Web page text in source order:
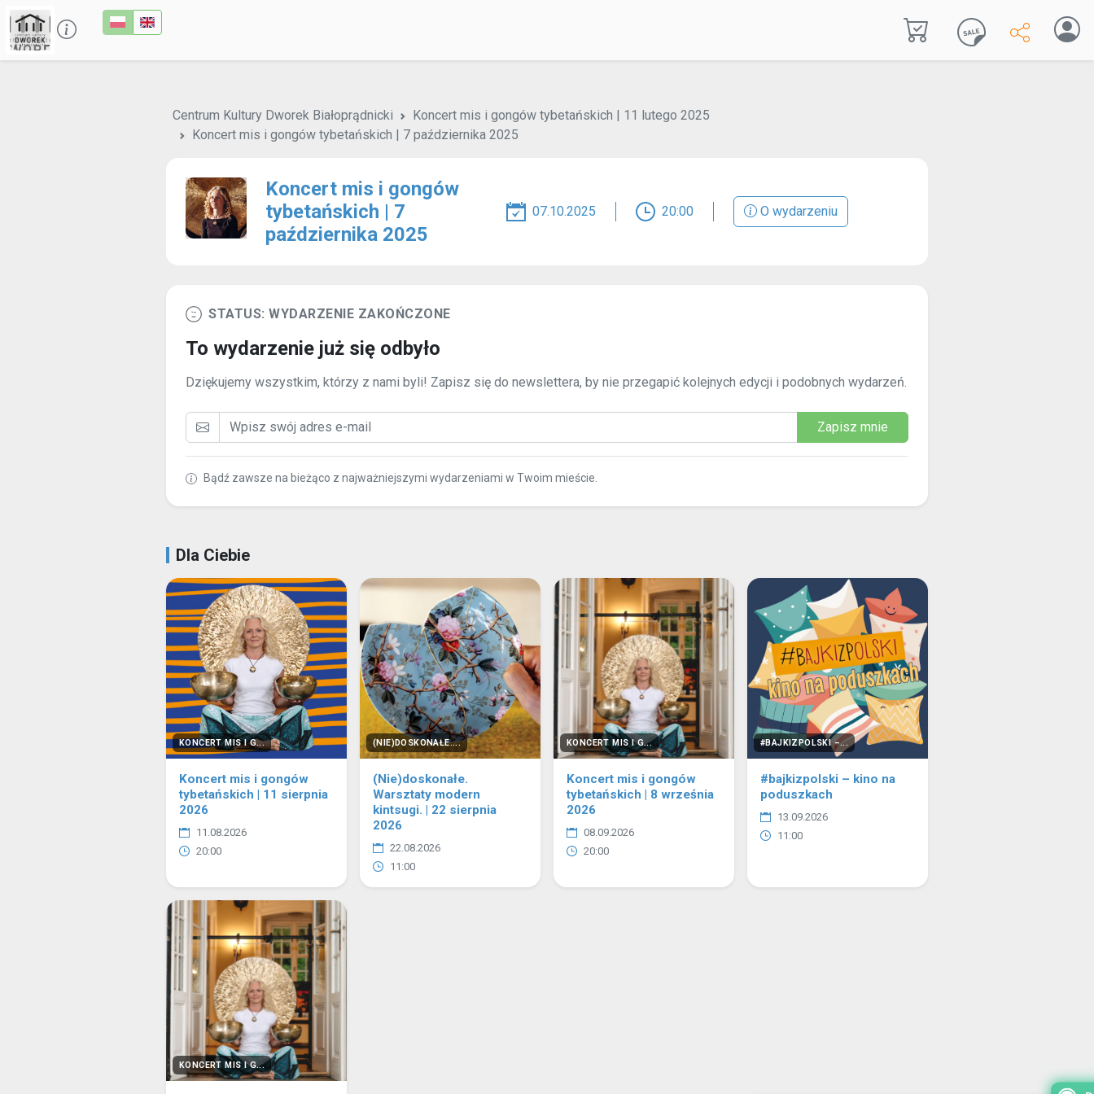
Centrum Kultury Dworek Białoprądnicki
Koncert mis i gongów tybetańskich | 11 lutego 2025
Koncert mis i gongów tybetańskich | 7 października 2025
Koncert mis i gongów
tybetańskich | 7
października 2025
07.10.2025 20:00 O wydarzeniu
STATUS: WYDARZENIE ZAKOŃCZONE
To wydarzenie już się odbyło
Dziękujemy wszystkim, którzy z nami byli! Zapisz się do newslettera, by nie przegapić kolejnych edycji i podobnych wydarzeń.
Zapisz mnie
Bądź zawsze na bieżąco z najważniejszymi wydarzeniami w Twoim mieście.
Dla Ciebie
KONCERT MIS I G...
Koncert mis i gongów
tybetańskich | 11 sierpnia
2026
11.08.2026
20:00
(NIE)DOSKONAŁE....
(Nie)doskonałe.
Warsztaty modern
kintsugi. | 22 sierpnia
2026
22.08.2026
11:00
KONCERT MIS I G...
Koncert mis i gongów
tybetańskich | 8 września
2026
08.09.2026
20:00
#BAJKIZPOLSKI –...
#bajkizpolski – kino na
poduszkach
13.09.2026
11:00
KONCERT MIS I G...